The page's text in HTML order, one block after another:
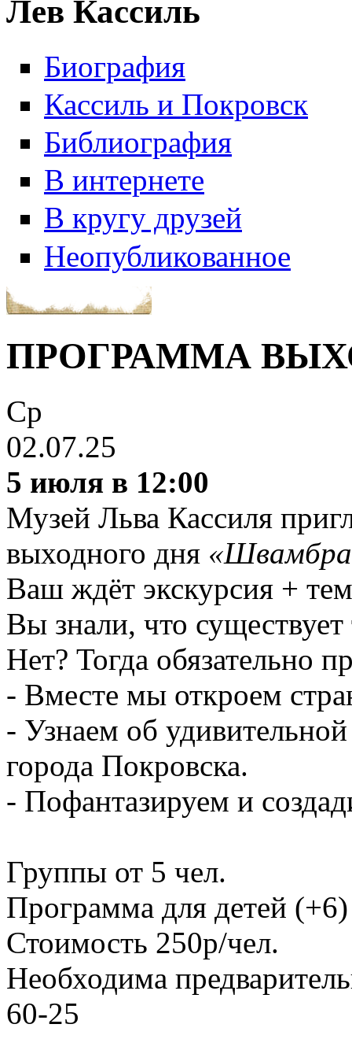
Лев Кассиль
Биография
Кассиль и Покровск
Библиография
В интернете
В кругу друзей
Неопубликованное
ПРОГРАММА
Ср
02.07.25
5 июля в 12:00
Музей Льва Кассиля
выходного дня
Ваш ждёт экскурсия +
Вы знали, что
Нет? Тогда обязательно
- Вместе мы откроем
- Узнаем об
города Покровска.
- Пофантазируем и
Группы от 5 чел.
Программа для детей (+6)
Стоимость 250р/чел.
Необходима
60-25